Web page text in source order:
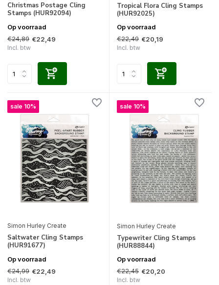
Christmas Postage Cling
Stamps (HUR92094)
Op voorraad
€24,89 €22,49
Incl. btw
Tropical Flora Cling Stamps
(HUR92025)
Op voorraad
€22,49 €20,19
Incl. btw
sale 10%
Simon Hurley Create
Saltwater Cling Stamps
(HUR91677)
Op voorraad
€24,99 €22,49
Incl. btw
sale 10%
Simon Hurley Create
Typewriter Cling Stamps
(HUR88844)
Op voorraad
€22,45 €20,20
Incl. btw